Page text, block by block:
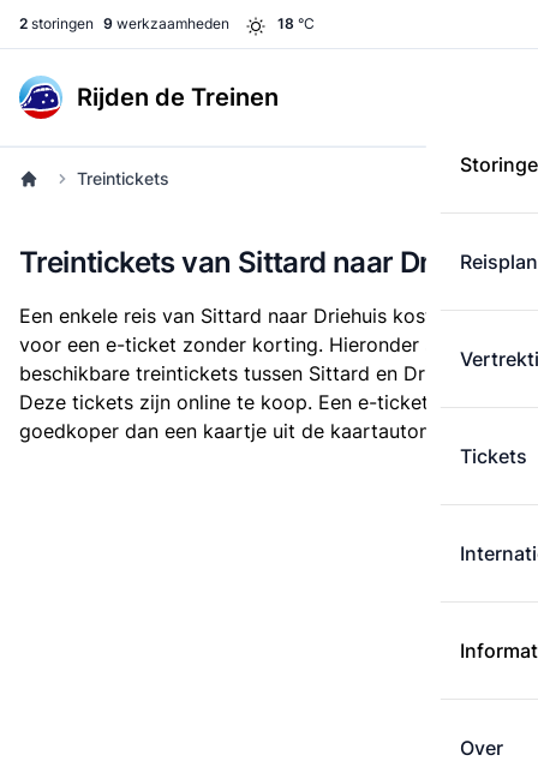
2 storingen 9 werkzaamheden 18 °C
Rijden de Treinen
Tickets
Over
Treintickets
Treintickets van Sittard naar Driehuis
Een enkele reis van Sittard naar Driehuis kost € 33,29
voor een e-ticket zonder korting. Hieronder staan alle
beschikbare treintickets tussen Sittard en Driehuis.
Deze tickets zijn online te koop. Een e-ticket is altijd
goedkoper dan een kaartje uit de kaartautomaat.